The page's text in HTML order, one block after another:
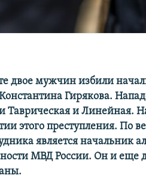
двое мужчин избили
Гирякова.
Таврическая и Линейная​.
этого преступления. По
является начальник
МВД России. Он и еще